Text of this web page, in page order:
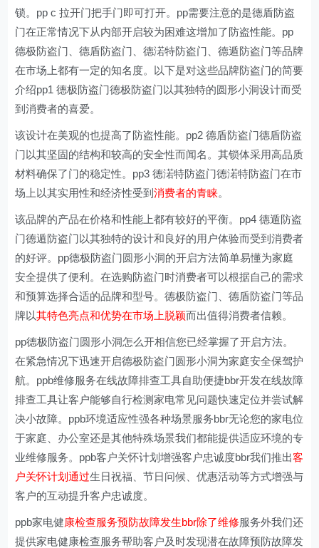
锁。pp c 拉开门把手门即可打开。pp需要注意的是德盾防盗
门在正常情况下从内部开启较为困难这增加了防盗性能。pp
德极防盗门、德盾防盗门、德渃特防盗门、德遁防盗门等品牌
在市场上都有一定的知名度。以下是对这些品牌防盗门的简要
介绍pp1 德极防盗门德极防盗门以其独特的圆形小洞设计而受
到消费者的喜爱。
该设计在美观的也提高了防盗性能。pp2 德盾防盗门德盾防盗
门以其坚固的结构和较高的安全性而闻名。其锁体采用高品质
材料确保了门的稳定性。pp3 德渃特防盗门德渃特防盗门在市
场上以其实用性和经济性受到消费者的青睐。
该品牌的产品在价格和性能上都有较好的平衡。pp4 德遁防盗
门德遁防盗门以其独特的设计和良好的用户体验而受到消费者
的好评。pp德极防盗门圆形小洞的开启方法简单易懂为家庭
安全提供了便利。在选购防盗门时消费者可以根据自己的需求
和预算选择合适的品牌和型号。德极防盗门、德盾防盗门等品
牌以其特色亮点和优势在市场上脱颖而出值得消费者信赖。
pp德极防盗门圆形小洞怎么开相信您已经掌握了开启方法。
在紧急情况下迅速开启德极防盗门圆形小洞为家庭安全保驾护
航。ppb维修服务在线故障排查工具自助便捷bbr开发在线故障
排查工具让客户能够自行检测家电常见问题快速定位并尝试解
决小故障。ppb环境适应性强各种场景服务bbr无论您的家电位
于家庭、办公室还是其他特殊场景我们都能提供适应环境的专
业维修服务。ppb客户关怀计划增强客户忠诚度bbr我们推出客
户关怀计划通过生日祝福、节日问候、优惠活动等方式增强与
客户的互动提升客户忠诚度。
ppb家电健康检查服务预防故障发生bbr除了维修服务外我们还
提供家电健康检查服务帮助客户及时发现潜在故障预防故障发